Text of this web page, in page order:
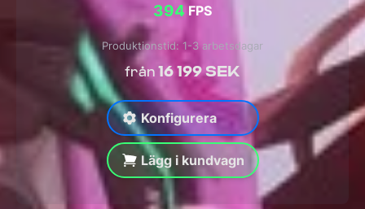
394 FPS
från 16 199 SEK
Produktionstid: 1-3 arbetsdagar
Konfigurera
Lägg i kundvagn